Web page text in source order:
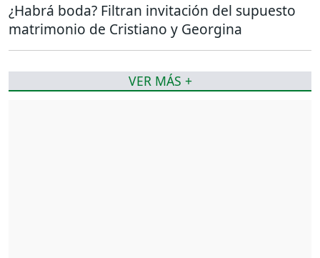
¿Habrá boda? Filtran invitación del supuesto
matrimonio de Cristiano y Georgina
VER MÁS +